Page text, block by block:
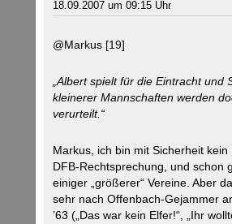
18.09.2007 um 09:15 Uhr
@Markus [19]
„Albert spielt für die Eintracht und
kleinerer Mannschaften werden
verurteilt.“
Markus, ich bin mit Sicherheit
DFB-Rechtsprechung, und schon
einiger „größerer“ Vereine. Aber
sehr nach Offenbach-Gejammer
’63 („Das war kein Elfer!“, „Ihr